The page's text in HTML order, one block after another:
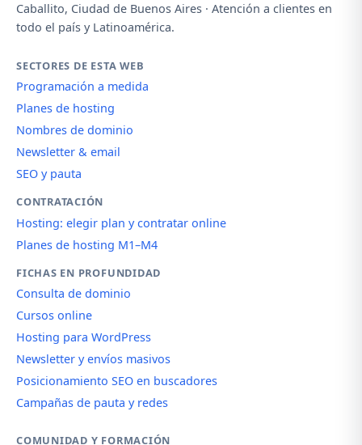
Caballito, Ciudad de Buenos Aires · Atención a clientes en
todo el país y Latinoamérica.
SECTORES DE ESTA WEB
Programación a medida
Planes de hosting
Nombres de dominio
Newsletter & email
SEO y pauta
CONTRATACIÓN
Hosting: elegir plan y contratar online
Planes de hosting M1–M4
FICHAS EN PROFUNDIDAD
Consulta de dominio
Cursos online
Hosting para WordPress
Newsletter y envíos masivos
Posicionamiento SEO en buscadores
Campañas de pauta y redes
COMUNIDAD Y FORMACIÓN